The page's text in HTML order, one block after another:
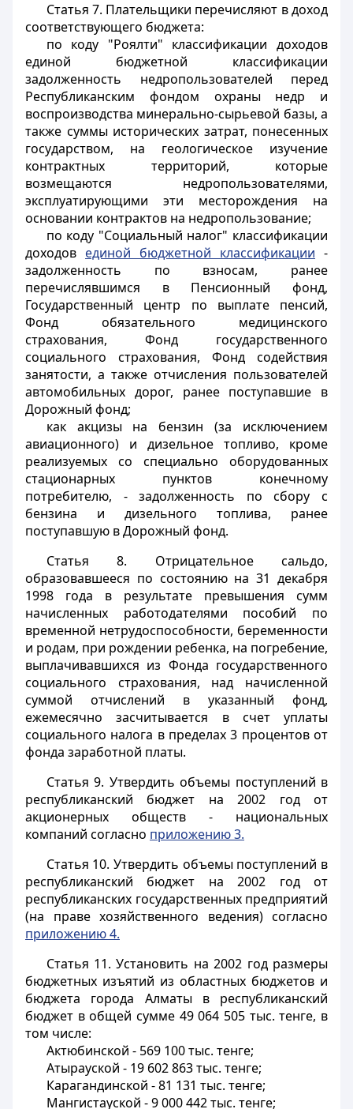
Статья 7. Плательщики перечисляют в доход
соответствующего бюджета:
по коду "Роялти" классификации доходов
единой бюджетной классификации
задолженность недропользователей перед
Республиканским фондом охраны недр и
воспроизводства минерально-сырьевой базы, а
также суммы исторических затрат, понесенных
государством, на геологическое изучение
контрактных территорий, которые
возмещаются недропользователями,
эксплуатирующими эти месторождения на
основании контрактов на недропользование;
по коду "Социальный налог" классификации
доходов единой бюджетной классификации -
задолженность по взносам, ранее
перечислявшимся в Пенсионный фонд,
Государственный центр по выплате пенсий,
Фонд обязательного медицинского
страхования, Фонд государственного
социального страхования, Фонд содействия
занятости, а также отчисления пользователей
автомобильных дорог, ранее поступавшие в
Дорожный фонд;
как акцизы на бензин (за исключением
авиационного) и дизельное топливо, кроме
реализуемых со специально оборудованных
стационарных пунктов конечному
потребителю, - задолженность по сбору с
бензина и дизельного топлива, ранее
поступавшую в Дорожный фонд.
Статья 8. Отрицательное сальдо,
образовавшееся по состоянию на 31 декабря
1998 года в результате превышения сумм
начисленных работодателями пособий по
временной нетрудоспособности, беременности
и родам, при рождении ребенка, на погребение,
выплачивавшихся из Фонда государственного
социального страхования, над начисленной
суммой отчислений в указанный фонд,
ежемесячно засчитывается в счет уплаты
социального налога в пределах 3 процентов от
фонда заработной платы.
Статья 9. Утвердить объемы поступлений в
республиканский бюджет на 2002 год от
акционерных обществ - национальных
компаний согласно приложению 3.
Статья 10. Утвердить объемы поступлений в
республиканский бюджет на 2002 год от
республиканских государственных предприятий
(на праве хозяйственного ведения) согласно
приложению 4.
Статья 11. Установить на 2002 год размеры
бюджетных изъятий из областных бюджетов и
бюджета города Алматы в республиканский
бюджет в общей сумме 49 064 505 тыс. тенге, в
том числе:
Актюбинской - 569 100 тыс. тенге;
Атырауской - 19 602 863 тыс. тенге;
Карагандинской - 81 131 тыс. тенге;
Мангистауской - 9 000 442 тыс. тенге;